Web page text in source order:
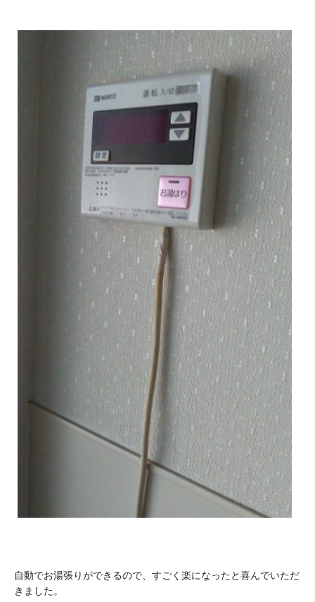
自動でお湯張りができるので、すごく楽になったと喜んでいただ
きました。